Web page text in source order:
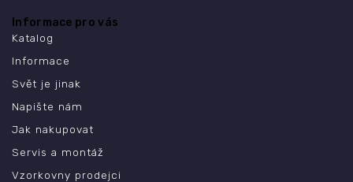
Informace pro vás
Katalog
Informace
Svět je jinak
Napište nám
Jak nakupovat
Servis a montáž
Vzorkovny prodejci